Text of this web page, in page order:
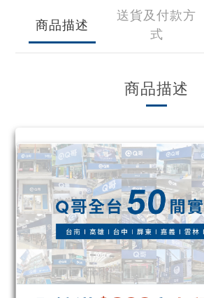
商品描述
送貨及付款方
式
商品描述